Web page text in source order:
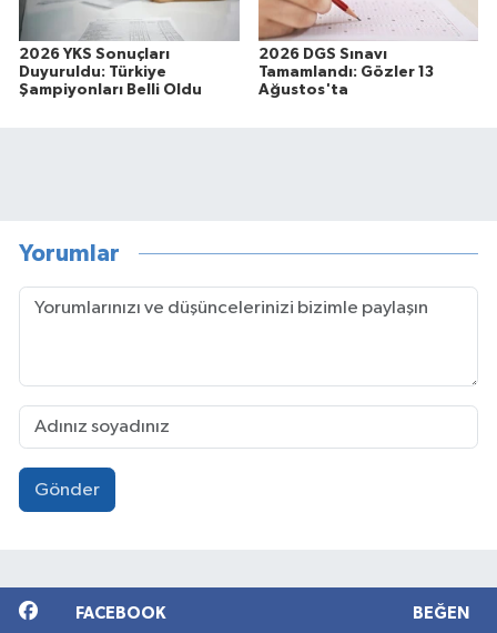
2026 YKS Sonuçları
Duyuruldu: Türkiye
Şampiyonları Belli Oldu
2026 DGS Sınavı
Tamamlandı: Gözler 13
Ağustos'ta
Yorumlar
Gönder
FACEBOOK BEĞEN